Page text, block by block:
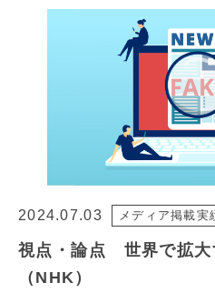
2024.07.03 メディア掲載実
視点・論点 世界で拡大
（NHK）